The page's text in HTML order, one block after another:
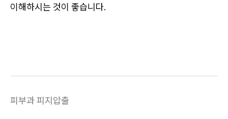
이해하시는 것이 좋습니다.
피부과 피지압출